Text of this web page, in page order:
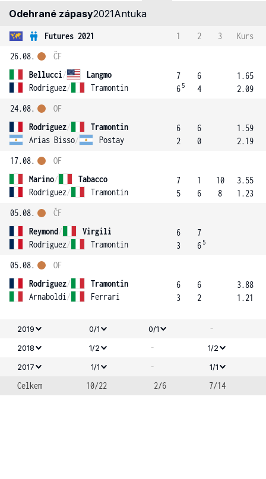
Odehrané zápasy2021Antuka
Futures 2021 1 2 3
Kurs
26.08.
Bellucci/
Langmo
Rodriguez/ Tramontin
ČF
7
6 5
6
4
1.65
2.09
24.08.
Rodriguez/
Tramontin
Arias Bisso/ Postay
OF
6
2
6
0
1.59
2.19
17.08.
Marino/
Tabacco
Rodriguez/ Tramontin
OF
7
5
1
6
10
8
3.55
1.23
05.08.
Reymond/
Virgili
Rodriguez/ Tramontin
ČF
6
3
7
6 5
05.08.
Rodriguez/
Tramontin
Arnaboldi / Ferrari
OF
6
3
6
2
3.88
1.21
2019 0/1 0/1 -
2018 1/2 -
1/2
2017
1/1 - 1/1
Celkem 10/22 2/6 7/14